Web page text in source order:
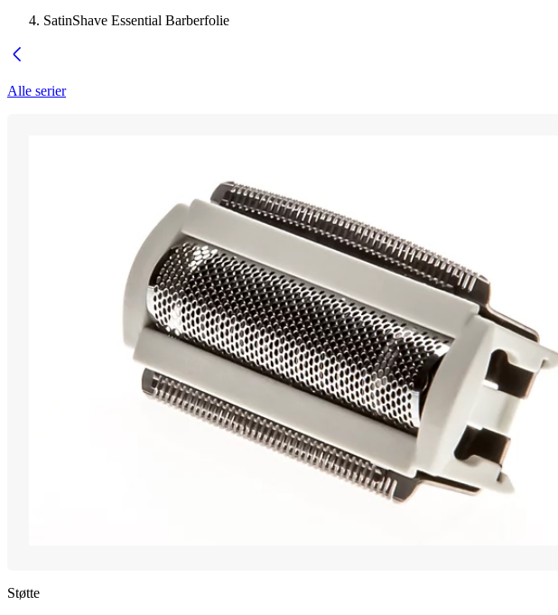
SatinShave Essential Barberfolie
Alle serier
Støtte